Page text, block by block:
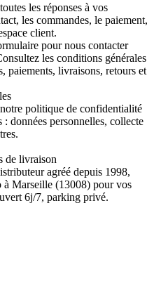
les réponses à vos
les commandes, le paiement,
client.
pour nous contacter
les conditions générales
paiements, livraisons, retours et
politique de confidentialité
données personnelles, collecte
de livraison
agréé depuis 1998,
à Marseille (13008) pour vos
6j/7, parking privé.